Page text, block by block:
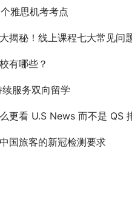
雅思机考考点
秘！线上课程七大常见问题解答
有哪些？
服务双向留学
看 U.S News 而不是 QS 排名
国旅客的新冠检测要求